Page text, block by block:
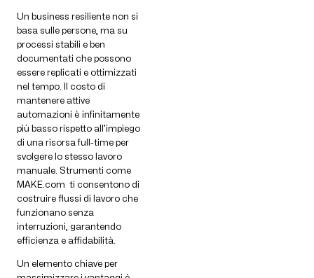
Un business resiliente non si
basa sulle persone, ma su
processi stabili e ben
documentati che possono
essere replicati e ottimizzati
nel tempo. Il costo di
mantenere attive
automazioni è infinitamente
più basso rispetto all’impiego
di una risorsa full-time per
svolgere lo stesso lavoro
manuale. Strumenti come
MAKE.com ti consentono di
costruire flussi di lavoro che
funzionano senza
interruzioni, garantendo
efficienza e affidabilità.
Un elemento chiave per